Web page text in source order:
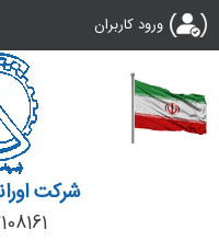
ورود کاربران
شرکت